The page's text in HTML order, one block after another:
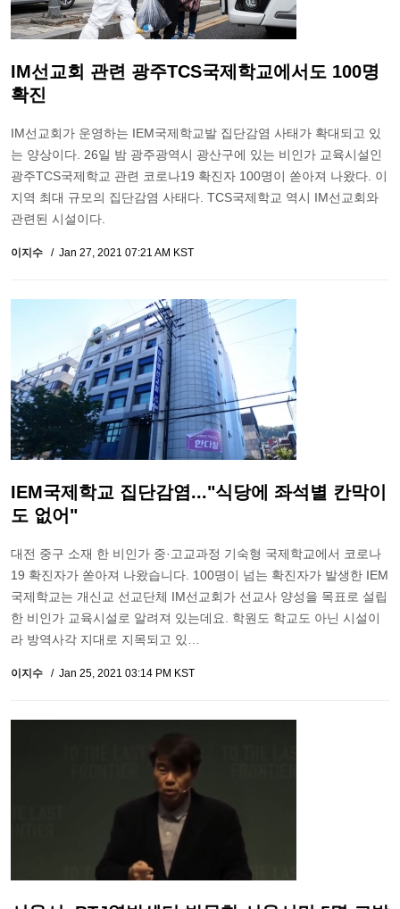
IM선교회 관련 광주TCS국제학교에서도 100명
확진
IM선교회가 운영하는 IEM국제학교발 집단감염 사태가 확대되고 있
는 양상이다. 26일 밤 광주광역시 광산구에 있는 비인가 교육시설인
광주TCS국제학교 관련 코로나19 확진자 100명이 쏟아져 나왔다. 이
지역 최대 규모의 집단감염 사태다. TCS국제학교 역시 IM선교회와
관련된 시설이다.
이지수 Jan 27, 2021 07:21 AM KST
IEM국제학교 집단감염..."식당에 좌석별 칸막이
도 없어"
대전 중구 소재 한 비인가 중·고교과정 기숙형 국제학교에서 코로나
19 확진자가 쏟아져 나왔습니다. 100명이 넘는 확진자가 발생한 IEM
국제학교는 개신교 선교단체 IM선교회가 선교사 양성을 목표로 설립
한 비인가 교육시설로 알려져 있는데요. 학원도 학교도 아닌 시설이
라 방역사각 지대로 지목되고 있…
이지수 Jan 25, 2021 03:14 PM KST